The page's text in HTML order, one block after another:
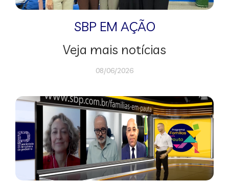
SBP EM AÇÃO
Veja mais notícias
08/06/2026